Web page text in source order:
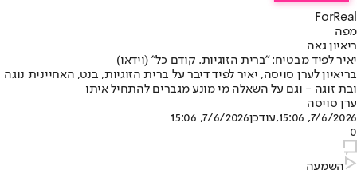
ForReal
מפה
ריאיון גאה
יאיר לפיד מבטיח: "ברית הזוגיות. קודם כל" (וידאו)
בריאיון לערן סויסה, יאיר לפיד דיבר על ברית הזוגיות, בנט, האחיינית נוגה
ובת זוגה - וגם על השאלה מי מונע מגברים להתחיל איתו
ערן סויסה
7/6/2026, 15:06
,עודכן7/6/2026, 15:06
0
השמעה